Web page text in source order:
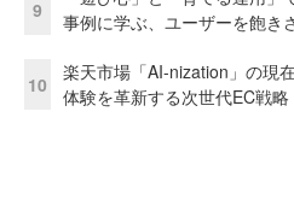
9
事例に学ぶ、ユーザーを飽き
10
楽天市場「AI-nization」の現
体験を革新する次世代EC戦略